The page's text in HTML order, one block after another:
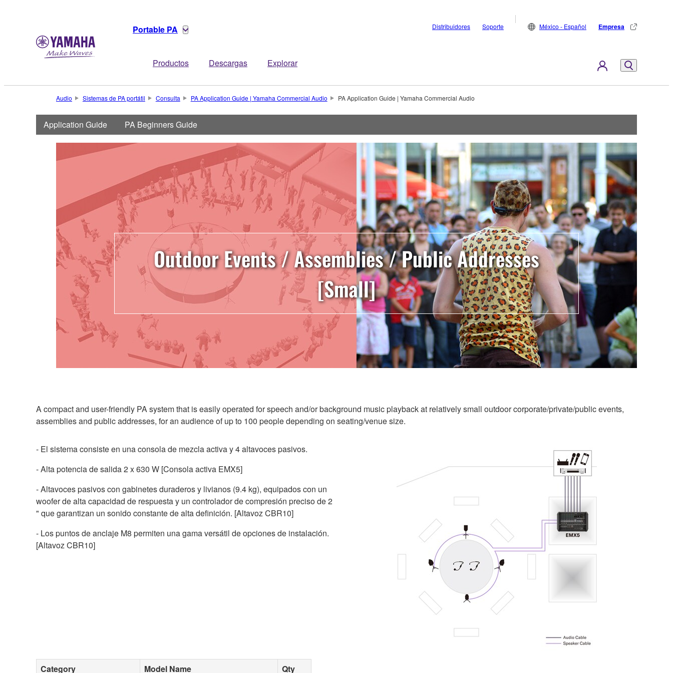
Portable PA
Productos Descargas Explorar
Distribuidores Soporte México - Español Empresa
Audio Sistemas de PA portátil Consulta PA Application Guide | Yamaha Commercial Audio PA Application Guide | Yamaha Commercial Audio
Application Guide PA Beginners Guide
Outdoor Events / Assemblies / Public Addresses
[Small]
A compact and user-friendly PA system that is easily operated for speech and/or background music playback at relatively small outdoor corporate/private/public events,
assemblies and public addresses, for an audience of up to 100 people depending on seating/venue size.
- El sistema consiste en una consola de mezcla activa y 4 altavoces pasivos.
- Alta potencia de salida 2 x 630 W [Consola activa EMX5]
- Altavoces pasivos con gabinetes duraderos y livianos (9.4 kg), equipados con un
woofer de alta capacidad de respuesta y un controlador de compresión preciso de 2
" que garantizan un sonido constante de alta definición. [Altavoz CBR10]
- Los puntos de anclaje M8 ​​permiten una gama versátil de opciones de instalación.
[Altavoz CBR10]
Category Model Name
Qty